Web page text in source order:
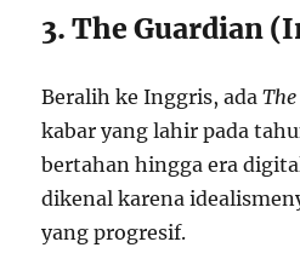
3. The Guardian
Beralih ke Inggris, ada
kabar yang lahir pada
bertahan hingga era
dikenal karena
yang progresif.